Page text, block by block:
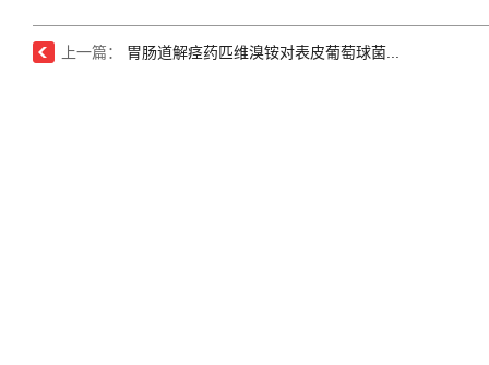
上一篇： 胃肠道解痉药匹维溴铵对表皮葡萄球菌...